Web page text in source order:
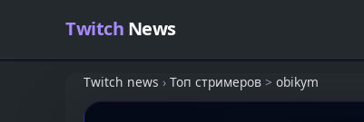
Twitch News
Twitch news › Топ стримеров > obikym